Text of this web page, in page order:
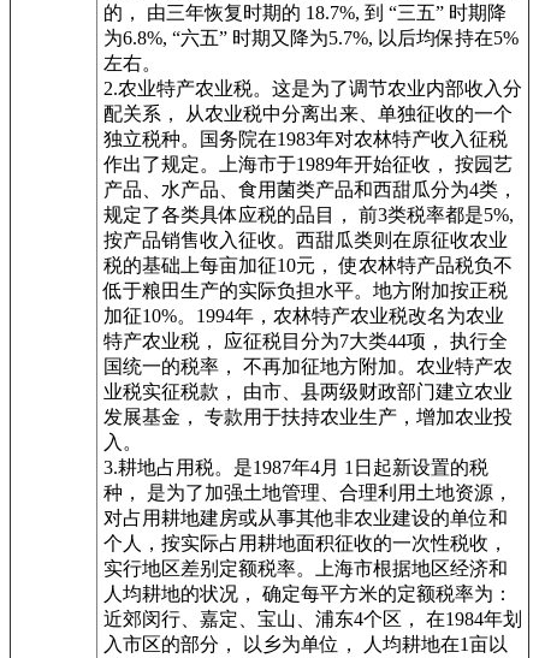
的， 由三年恢复时期的 18.7%, 到 “三五” 时期降
为6.8%, “六五” 时期又降为5.7%, 以后均保持在5%
左右。
2.农业特产农业税。这是为了调节农业内部收入分
配关系， 从农业税中分离出来、单独征收的一个
独立税种。国务院在1983年对农林特产收入征税
作出了规定。上海市于1989年开始征收， 按园艺
产品、水产品、食用菌类产品和西甜瓜分为4类，
规定了各类具体应税的品目， 前3类税率都是5%,
按产品销售收入征收。西甜瓜类则在原征收农业
税的基础上每亩加征10元， 使农林特产品税负不
低于粮田生产的实际负担水平。地方附加按正税
加征10%。1994年，农林特产农业税改名为农业
特产农业税， 应征税目分为7大类44项， 执行全
国统一的税率， 不再加征地方附加。农业特产农
业税实征税款， 由市、县两级财政部门建立农业
发展基金， 专款用于扶持农业生产，增加农业投
入。
3.耕地占用税。是1987年4月 1日起新设置的税
种， 是为了加强土地管理、合理利用土地资源，
对占用耕地建房或从事其他非农业建设的单位和
个人，按实际占用耕地面积征收的一次性税收，
实行地区差别定额税率。上海市根据地区经济和
人均耕地的状况， 确定每平方米的定额税率为：
近郊闵行、嘉定、宝山、浦东4个区， 在1984年划
入市区的部分， 以乡为单位， 人均耕地在1亩以